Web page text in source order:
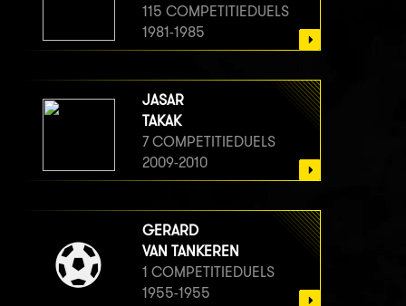
115 COMPETITIEDUELS
1981-1985
JASAR
TAKAK
7 COMPETITIEDUELS
2009-2010
GERARD
VAN TANKEREN
1 COMPETITIEDUELS
1955-1955